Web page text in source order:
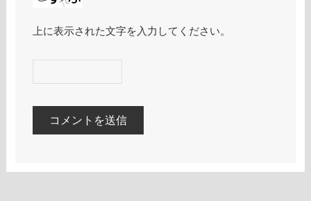
上に表示された文字を入力してください。